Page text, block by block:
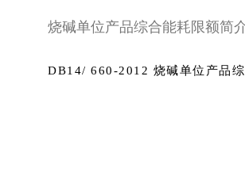
烧碱单位产品综合能耗限额简
DB14/ 660-2012 烧碱单位产品